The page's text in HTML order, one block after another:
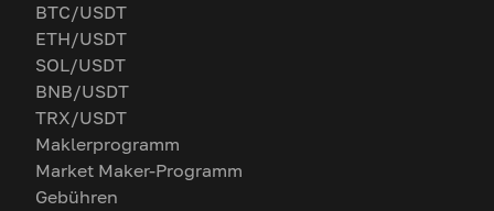
BTC/USDT
ETH/USDT
SOL/USDT
BNB/USDT
TRX/USDT
Maklerprogramm
Market Maker-Programm
Gebühren